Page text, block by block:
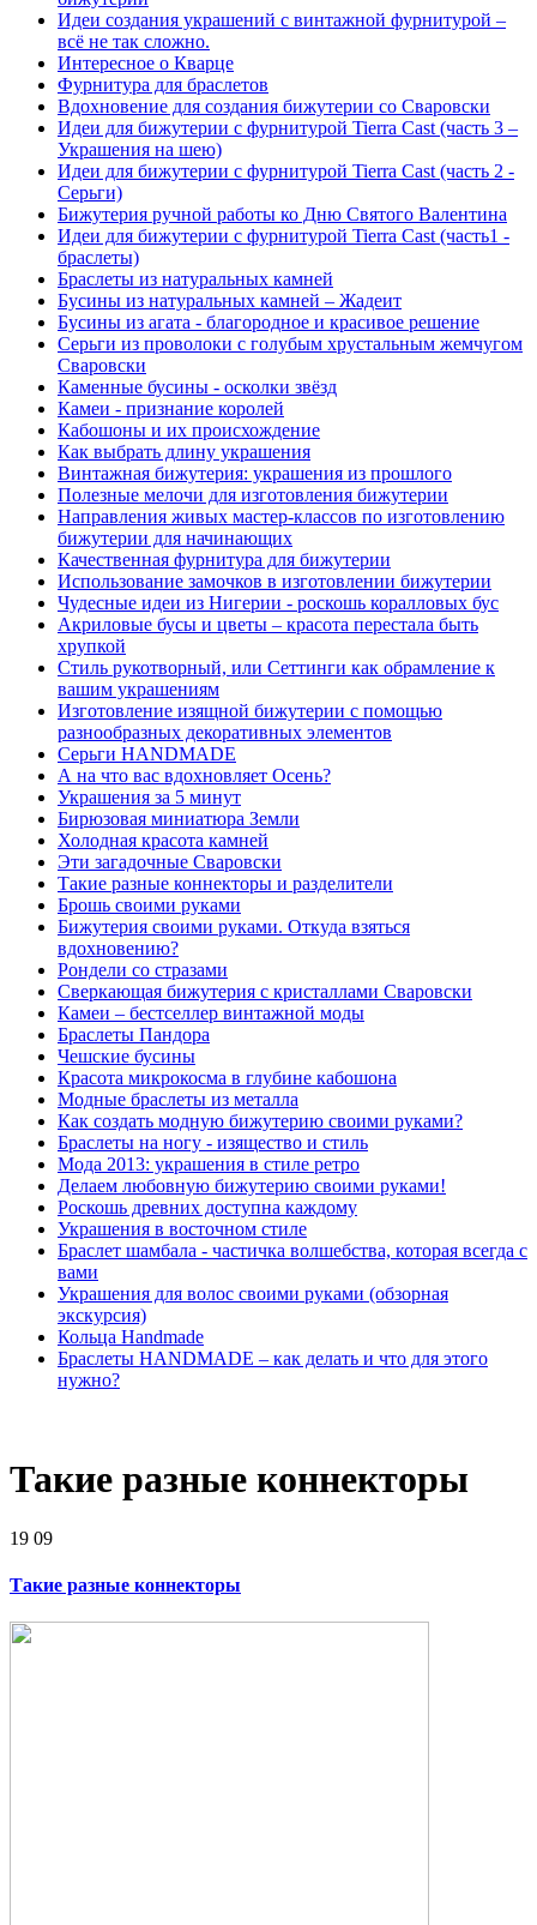
Идеи создания украшений с винтажной фурнитурой –
всё не так сложно.
Интересное о Кварце
Фурнитура для браслетов
Вдохновение для создания бижутерии со Сваровски
Идеи для бижутерии с фурнитурой Tierra Cast (часть 3 –
Украшения на шею)
Идеи для бижутерии с фурнитурой Tierra Cast (часть 2 -
Серьги)
Бижутерия ручной работы ко Дню Святого Валентина
Идеи для бижутерии с фурнитурой Tierra Cast (часть1 -
браслеты)
Браслеты из натуральных камней
Бусины из натуральных камней – Жадеит
Бусины из агата - благородное и красивое решение
Серьги из проволоки с голубым хрустальным жемчугом
Сваровски
Каменные бусины - осколки звёзд
Камеи - признание королей
Кабошоны и их происхождение
Как выбрать длину украшения
Винтажная бижутерия: украшения из прошлого
Полезные мелочи для изготовления бижутерии
Направления живых мастер-классов по изготовлению
бижутерии для начинающих
Качественная фурнитура для бижутерии
Использование замочков в изготовлении бижутерии
Чудесные идеи из Нигерии - роскошь коралловых бус
Акриловые бусы и цветы – красота перестала быть
хрупкой
Стиль рукотворный, или Сеттинги как обрамление к
вашим украшениям
Изготовление изящной бижутерии с помощью
разнообразных декоративных элементов
Серьги HANDMADE
А на что вас вдохновляет Осень?
Украшения за 5 минут
Бирюзовая миниатюра Земли
Холодная красота камней
Эти загадочные Сваровски
Такие разные коннекторы и разделители
Брошь своими руками
Бижутерия своими руками. Откуда взяться
вдохновению?
Рондели со стразами
Сверкающая бижутерия с кристаллами Сваровски
Камеи – бестселлер винтажной моды
Браслеты Пандора
Чешские бусины
Красота микрокосма в глубине кабошона
Модные браслеты из металла
Как создать модную бижутерию своими руками?
Браслеты на ногу - изящество и стиль
Мода 2013: украшения в стиле ретро
Делаем любовную бижутерию своими руками!
Роскошь древних доступна каждому
Украшения в восточном стиле
Браслет шамбала - частичка волшебства, которая всегда с
вами
Украшения для волос своими руками (обзорная
экскурсия)
Кольца Handmade
Браслеты HANDMADE – как делать и что для этого
нужно?
Такие разные коннекторы
19 09
Такие разные коннекторы